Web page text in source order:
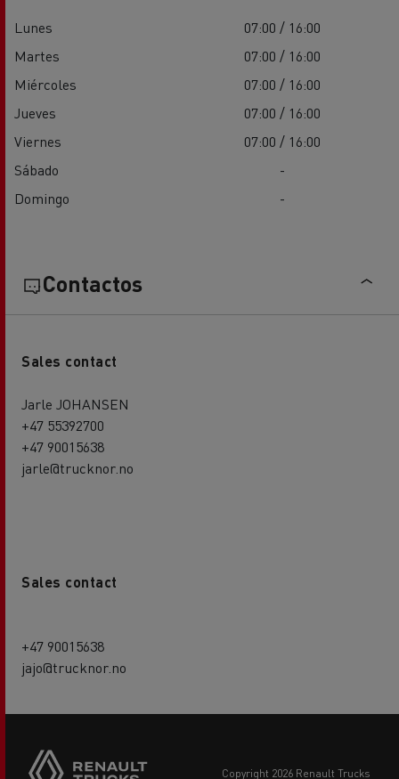
Lunes
07:00 / 16:00
Martes
07:00 / 16:00
Miércoles
07:00 / 16:00
Jueves
07:00 / 16:00
Viernes
07:00 / 16:00
Sábado
-
Domingo
-
Contactos
Sales contact
Jarle JOHANSEN
+47 55392700
+47 90015638
jarle@trucknor.no
Sales contact
+47 90015638
jajo@trucknor.no
copyright 2026 Renault Trucks